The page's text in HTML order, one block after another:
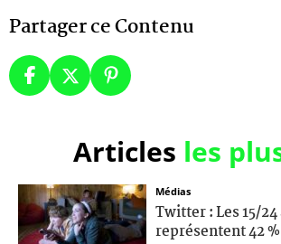
Partager ce Contenu
Articles les
Médias
Twitter : Les 15/24
représentent 42